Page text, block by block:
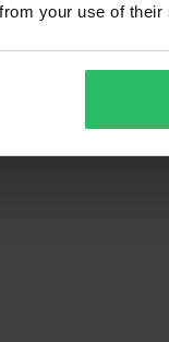
your use of
-49%